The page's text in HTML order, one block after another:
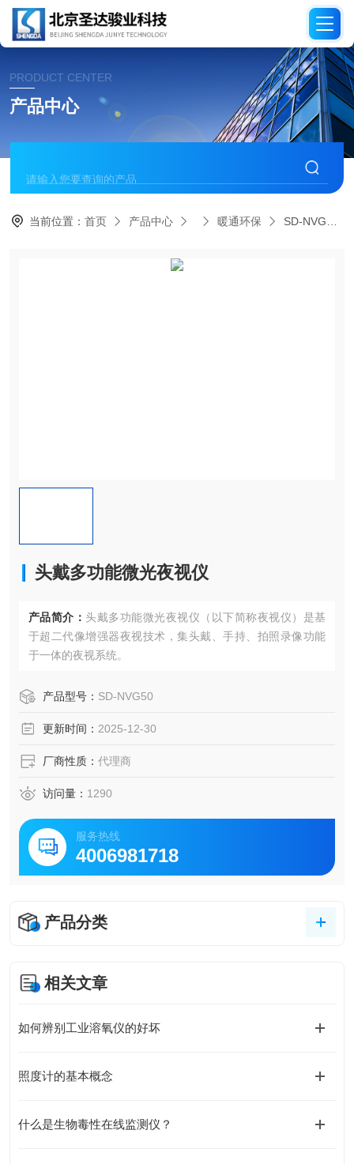
PRODUCT CENTER
产品中心
当前位置：首页 产品中心 暖通环保 SD-NVG50头戴多功能微光夜视仪
头戴多功能微光夜视仪
产品简介： 头戴多功能微光夜视仪（以下简称夜视仪）是基
于超二代像增强器夜视技术，集头戴、手持、拍照录像功能
于一体的夜视系统。
产品型号： SD-NVG50
更新时间： 2025-12-30
厂商性质： 代理商
访问量： 1290
服务热线
4006981718
产品分类
相关文章
如何辨别工业溶氧仪的好坏
照度计的基本概念
什么是生物毒性在线监测仪？